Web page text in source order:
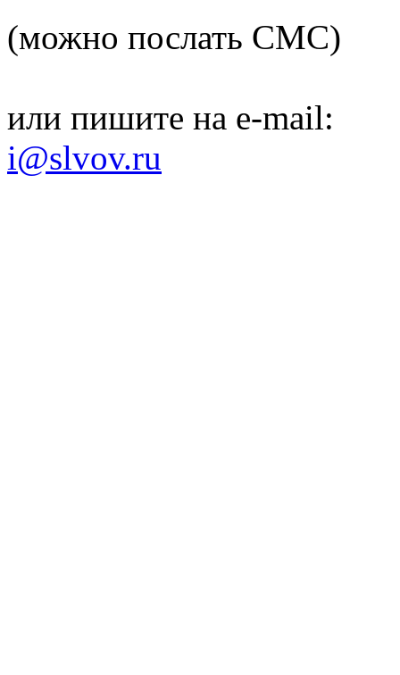
(можно послать СМС)
или пишите на e-mail:
i@slvov.ru